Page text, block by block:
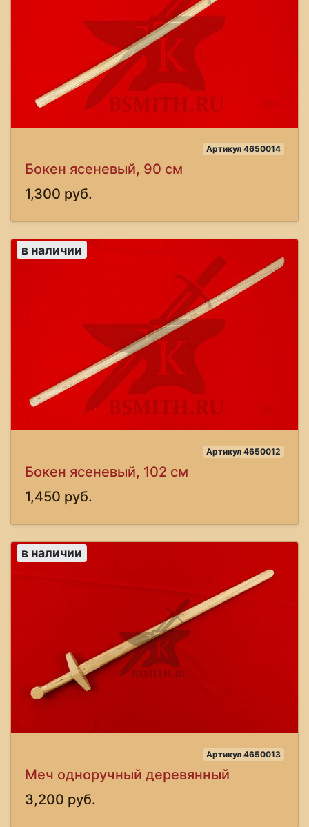
Артикул 4650014
Бокен ясеневый, 90 см
1,300 руб.
в наличии
Артикул 4650012
Бокен ясеневый, 102 см
1,450 руб.
в наличии
Артикул 4650013
Меч одноручный деревянный
3,200 руб.